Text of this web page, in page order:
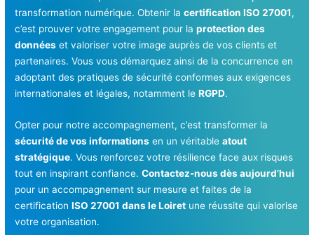
transformation numérique. Obtenir lacertification ISO 27001,
c’est prouver votre engagement pour laprotection des
données et valoriser votre image auprès de vos clients et
partenaires. Vous vous démarquez ainsi de la concurrence en
adoptant des pratiques de sécurité conformes aux exigences
internationales et légales, notamment leRGPD.
Opter pour notre accompagnement, c’est transformer la
sécurité de vos informations en un véritableatout
stratégique. Vous renforcez votre résilience face aux risques
tout en inspirant confiance.Contactez-nous dès aujourd’hui
pour un accompagnement sur mesure et faites de la
certificationISO 27001 dans le Loiret une réussite qui valorise
votre organisation.